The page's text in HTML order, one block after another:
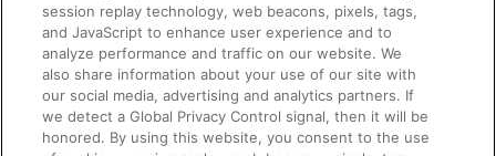
Enablement-Maßnahmen im Unternehmen. Dieser
umfassende Leitfaden von Seismic zeigt Ihnen, wie
Sie moderne Enablement-Lösungen zielgerichtet
einsetzen, um die zentralen Herausforderungen
Ihres Unternehmens zu lösen.
session replay technology, web beacons, pixels, tags,
and JavaScript to enhance user experience and to
analyze performance and traffic on our website. We
also share information about your use of our site with
our social media, advertising and analytics partners. If
we detect a Global Privacy Control signal, then it will be
honored. By using this website, you consent to the use